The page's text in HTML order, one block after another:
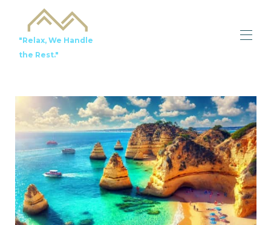
"Relax, We Handle
the Rest."
Todas as propriedades
Recomendações locais
Serviços
Contate-nos
À venda